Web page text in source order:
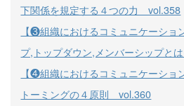
下関係を規定する４つの力 vol.358
【❸組織におけるコミュニケーショ
プ,トップダウン,メンバーシップと
【❹組織におけるコミュニケーショ
トーミングの４原則 vol.360